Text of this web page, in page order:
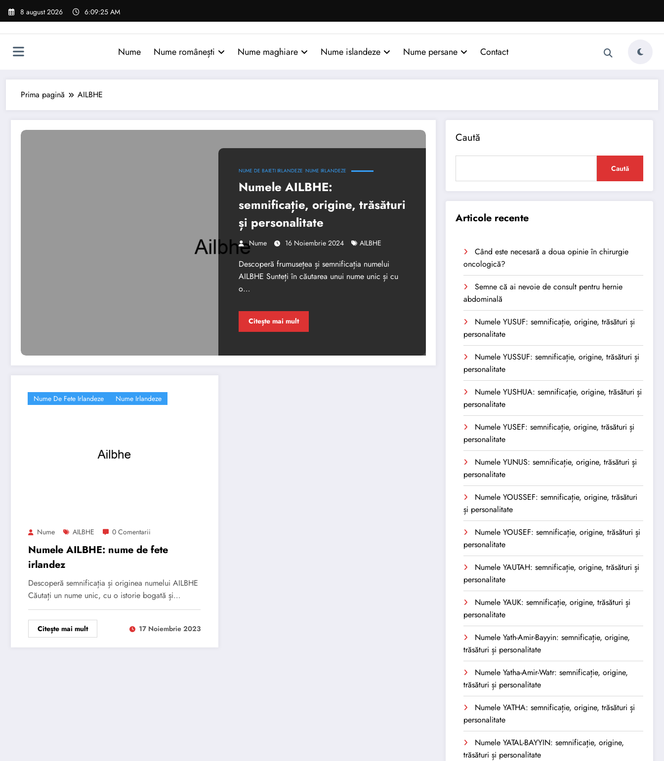
Sari
8 august 2026 6:09:26 AM
Nume Nume românești Nume maghiare Nume islandeze Nume persane Contact
Prima pagină AILBHE
NUME DE BAIETI IRLANDEZE NUME IRLANDEZE
Numele AILBHE:
semnificație, origine, trăsături
și personalitate
Nume 16 Noiembrie 2024 AILBHE
Descoperă frumusețea și semnificația numelui
AILBHE Sunteți în căutarea unui nume unic și cu
o…
Citește mai mult
Nume De Fete Irlandeze Nume Irlandeze
Nume AILBHE 0 Comentarii
Numele AILBHE: nume de fete
irlandez
Descoperă semnificația și originea numelui AILBHE
Căutați un nume unic, cu o istorie bogată și…
Citește mai mult 17 Noiembrie 2023
Caută
Caută
Articole recente
Când este necesară a doua opinie în chirurgie
oncologică?
Semne că ai nevoie de consult pentru hernie
abdominală
Numele YUSUF: semnificație, origine, trăsături și
personalitate
Numele YUSSUF: semnificație, origine, trăsături și
personalitate
Numele YUSHUA: semnificație, origine, trăsături și
personalitate
Numele YUSEF: semnificație, origine, trăsături și
personalitate
Numele YUNUS: semnificație, origine, trăsături și
personalitate
Numele YOUSSEF: semnificație, origine, trăsături
și personalitate
Numele YOUSEF: semnificație, origine, trăsături și
personalitate
Numele YAUTAH: semnificație, origine, trăsături și
personalitate
Numele YAUK: semnificație, origine, trăsături și
personalitate
Numele Yath-Amir-Bayyin: semnificație, origine,
trăsături și personalitate
Numele Yatha-Amir-Watr: semnificație, origine,
trăsături și personalitate
Numele YATHA: semnificație, origine, trăsături și
personalitate
Numele YATAL-BAYYIN: semnificație, origine,
trăsături și personalitate